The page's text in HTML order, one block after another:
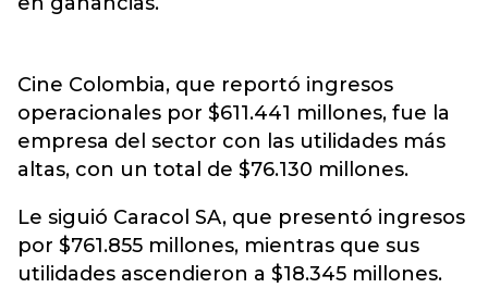
Cine Colombia, que reportó ingresos
operacionales por $611.441 millones, fue la
empresa del sector con las utilidades más
altas, con un total de $76.130 millones.
Le siguió Caracol SA, que presentó ingresos
por $761.855 millones, mientras que sus
utilidades ascendieron a $18.345 millones.